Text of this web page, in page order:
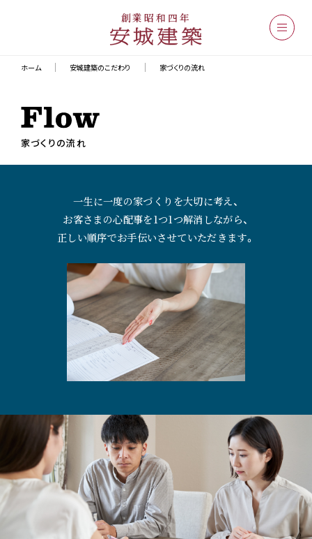
創業昭和四年
ホーム 安城建築のこだわり 家づくりの流れ
家づくりの流れ
一生に一度の家づくりを大切に考え、
お客さまの心配事を1つ1つ解消しながら、
正しい順序でお手伝いさせていただきます。